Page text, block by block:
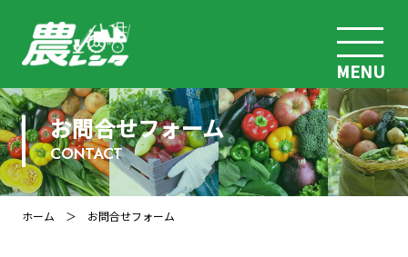
MENU
お問合せフォーム
CONTACT
ホーム ＞ お問合せフォーム